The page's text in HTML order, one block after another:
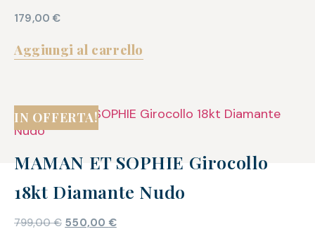
179,00€
Aggiungi al carrello
IN OFFERTA!
MAMAN ET SOPHIE Girocollo
18kt Diamante Nudo
799,00€ 550,00 €